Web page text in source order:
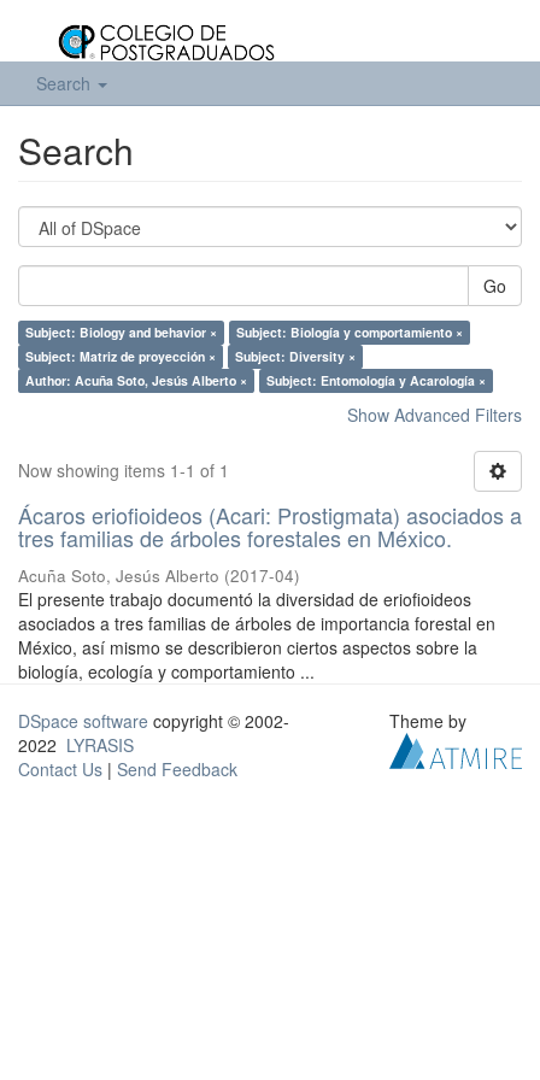
Search
Search
Go
Subject: Biology and behavior ×
Subject: Biología y comportamiento ×
Subject: Matriz de proyección ×
Subject: Diversity ×
Author: Acuña Soto, Jesús Alberto ×
Subject: Entomología y Acarología ×
Show Advanced Filters
Now showing items 1-1 of 1
Ácaros eriofioideos (Acari: Prostigmata) asociados a
tres familias de árboles forestales en México.
Acuña Soto, Jesús Alberto (2017-04)
El presente trabajo documentó la diversidad de eriofioideos
asociados a tres familias de árboles de importancia forestal en
México, así mismo se describieron ciertos aspectos sobre la
biología, ecología y comportamiento ...
DSpace software copyright © 2002-
2022 LYRASIS
Contact Us | Send Feedback
Theme by